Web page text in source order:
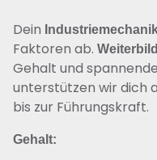
Dein
Faktoren ab.
Gehalt und
unterstützen wir dich
bis zur Führungskraft.
Gehalt: